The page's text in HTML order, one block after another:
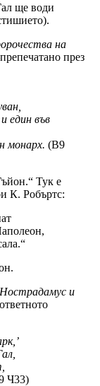
ще води
на
през
един във
монарх. (В9
Тук е
К. Робъртс:
Нострадамус и
Ч33)